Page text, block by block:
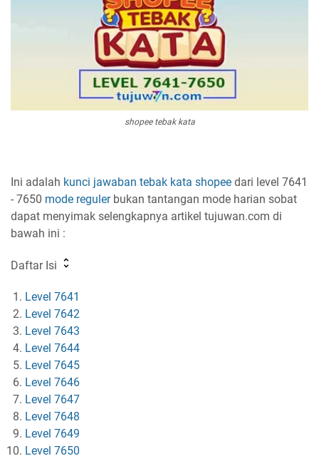
shopee tebak kata
Ini adalah kunci jawaban tebak kata shopee dari level 7641
- 7650 mode regulerbukan tantangan mode harian sobat
dapat menyimak selengkapnya artikel tujuwan.com di
bawah ini :
Daftar Isi
Level 7641
Level 7642
Level 7643
Level 7644
Level 7645
Level 7646
Level 7647
Level 7648
Level 7649
Level 7650